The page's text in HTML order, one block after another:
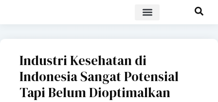
Industri Kesehatan di
Indonesia Sangat Potensial
Tapi Belum Dioptimalkan